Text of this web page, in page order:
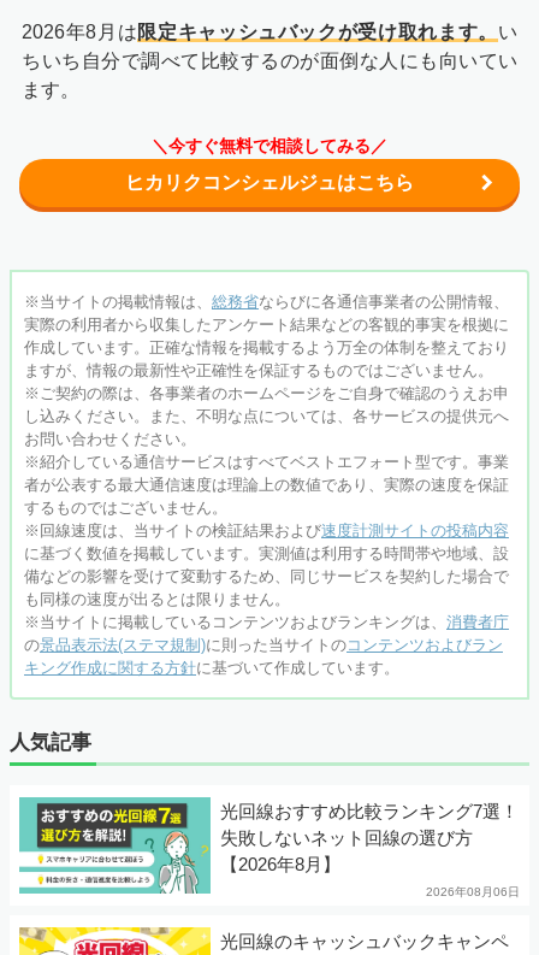
2026年8月は限定キャッシュバックが受け取れます。 い
ちいち自分で調べて比較するのが面倒な人にも向いてい
ます。
＼今すぐ無料で相談してみる／
ヒカリクコンシェルジュはこちら
※当サイトの掲載情報は、 総務省ならびに各通信事業者の公開情報、
実際の利用者から収集したアンケート結果などの客観的事実を根拠に
作成しています。正確な情報を掲載するよう万全の体制を整えており
ますが、情報の最新性や正確性を保証するものではございません。
※ご契約の際は、各事業者のホームページをご自身で確認のうえお申
し込みください。また、不明な点については、各サービスの提供元へ
お問い合わせください。
※紹介している通信サービスはすべてベストエフォート型です。事業
者が公表する最大通信速度は理論上の数値であり、実際の速度を保証
するものではございません。
※回線速度は、当サイトの検証結果および速度計測サイトの投稿内容
に基づく数値を掲載しています。実測値は利用する時間帯や地域、設
備などの影響を受けて変動するため、同じサービスを契約した場合で
も同様の速度が出るとは限りません。
※当サイトに掲載しているコンテンツおよびランキングは、 消費者庁
の景品表示法(ステマ規制)に則った当サイトのコンテンツおよびラン
キング作成に関する方針に基づいて作成しています。
人気記事
光回線おすすめ比較ランキング7選！
失敗しないネット回線の選び方
【2026年8月】
2026年08月06日
光回線のキャッシュバックキャンペ